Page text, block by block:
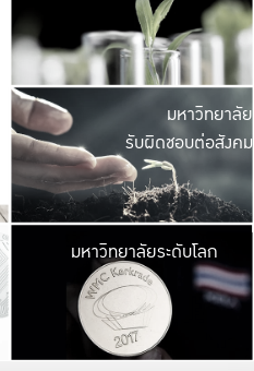
มีพื้นที่เขียวสดใส
เป็นป่าในเมือง เกษต
มหาวิ
ค
เปิดประ
และพบเรื่องราวใ
มหาวิทยาลัย
รับผิดชอบต่อสังคม
มหาวิ
เปลี่ยนแปลง แล
เพื่อทำง
ระบบสารสนเทศ
มหาวิทยาลัยระดับโลก